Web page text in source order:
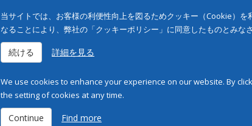
当サイトでは、お客様の利便性向上を図るためクッキー（Cookie）
なることにより、弊社の「クッキーポリシー」に同意したものとみな
続ける 詳細を見る
We use cookies to enhance your experience on our website. By
the setting of cookies at any time.
Continue Find more